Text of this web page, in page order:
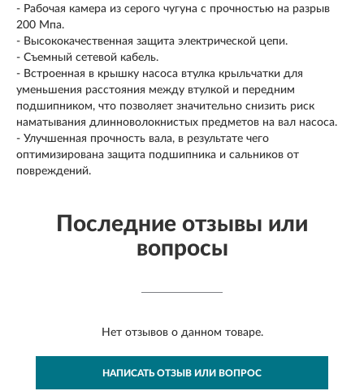
- Рабочая камера из серого чугуна с прочностью на разрыв
200 Мпа.
- Высококачественная защита электрической цепи.
- Съемный сетевой кабель.
- Встроенная в крышку насоса втулка крыльчатки для
уменьшения расстояния между втулкой и передним
подшипником, что позволяет значительно снизить риск
наматывания длинноволокнистых предметов на вал насоса.
- Улучшенная прочность вала, в результате чего
оптимизирована защита подшипника и сальников от
повреждений.
Последние отзывы или
вопросы
Нет отзывов о данном товаре.
НАПИСАТЬ ОТЗЫВ ИЛИ ВОПРОС